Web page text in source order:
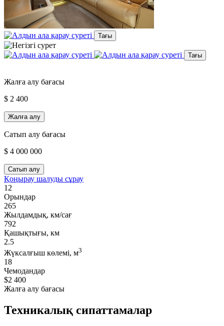
Тағы
Тағы
Жалға алу бағасы
$ 2 400
Жалға алу
Сатып алу бағасы
$ 4 000 000
Сатып алу
Қоңырау шалуды сұрау
12
Орындар
265
Жылдамдық, км/сағ
792
Қашықтығы, км
2.5
Жүксалғыш көлемі, м3
18
Чемодандар
$2 400
Жалға алу бағасы
Техникалық сипаттамалар